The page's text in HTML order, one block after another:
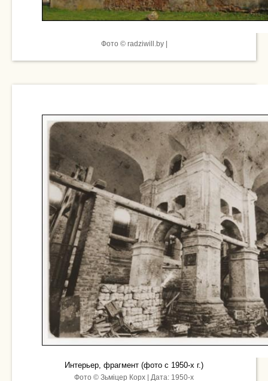
Фото © radziwill.by |
Интерьер, фрагмент (фото с 1950-х г.)
Фото © Зьміцер Корх | Дата: 1950-х